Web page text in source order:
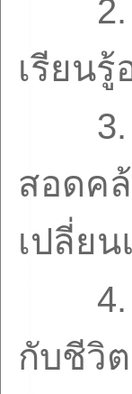
2.
เรียนรู้
3.
สอดค
เปลี่ย
4.
กับชีวิ